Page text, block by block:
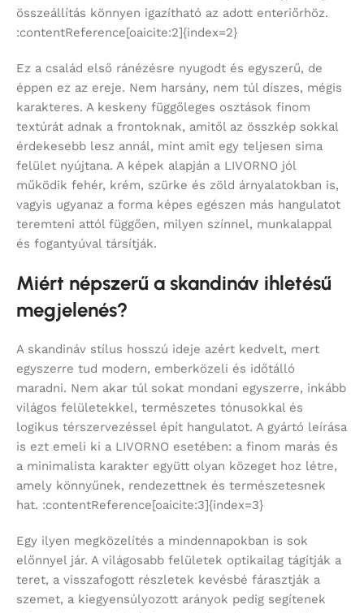
összeállítás könnyen igazítható az adott enteriőrhöz.
:contentReference[oaicite:2]{index=2}
Ez a család első ránézésre nyugodt és egyszerű, de
éppen ez az ereje. Nem harsány, nem túl díszes, mégis
karakteres. A keskeny függőleges osztások finom
textúrát adnak a frontoknak, amitől az összkép sokkal
érdekesebb lesz annál, mint amit egy teljesen sima
felület nyújtana. A képek alapján a LIVORNO jól
működik fehér, krém, szürke és zöld árnyalatokban is,
vagyis ugyanaz a forma képes egészen más hangulatot
teremteni attól függően, milyen színnel, munkalappal
és fogantyúval társítják.
Miért népszerű a skandináv ihletésű
megjelenés?
A skandináv stílus hosszú ideje azért kedvelt, mert
egyszerre tud modern, emberközeli és időtálló
maradni. Nem akar túl sokat mondani egyszerre, inkább
világos felületekkel, természetes tónusokkal és
logikus térszervezéssel épít hangulatot. A gyártó leírása
is ezt emeli ki a LIVORNO esetében: a finom marás és
a minimalista karakter együtt olyan közeget hoz létre,
amely könnyűnek, rendezettnek és természetesnek
hat. :contentReference[oaicite:3]{index=3}
Egy ilyen megközelítés a mindennapokban is sok
előnnyel jár. A világosabb felületek optikailag tágítják a
teret, a visszafogott részletek kevésbé fárasztják a
szemet, a kiegyensúlyozott arányok pedig segítenek